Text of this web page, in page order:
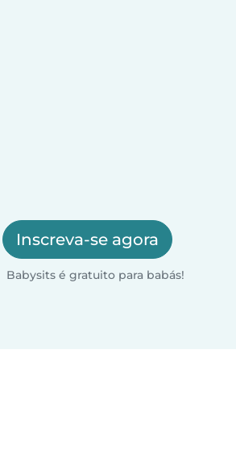
Inscreva-se agora
Babysits é gratuito para babás!